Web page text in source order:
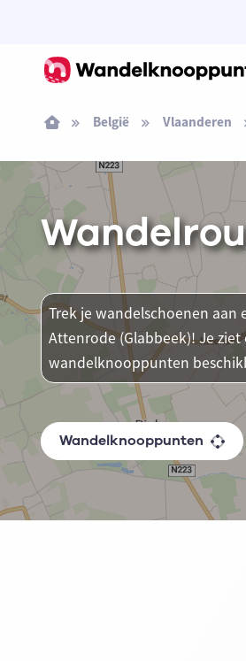
België Vlaanderen
Trek je wandelschoenen
Attenrode (Glabbeek)! Je
wandelknooppunten
Wandelknooppunten